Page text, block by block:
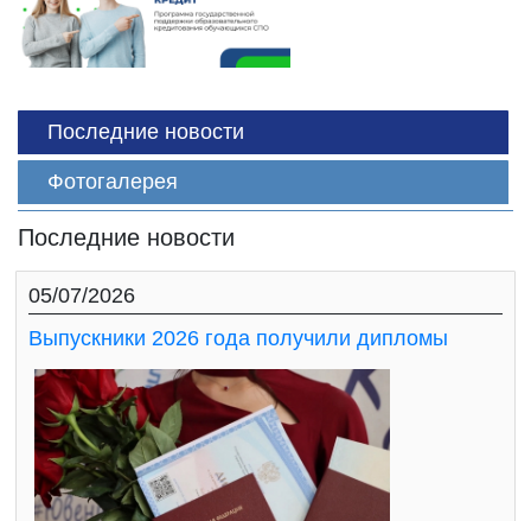
Последние новости
Фотогалерея
Последние новости
05/07/2026
Выпускники 2026 года получили дипломы